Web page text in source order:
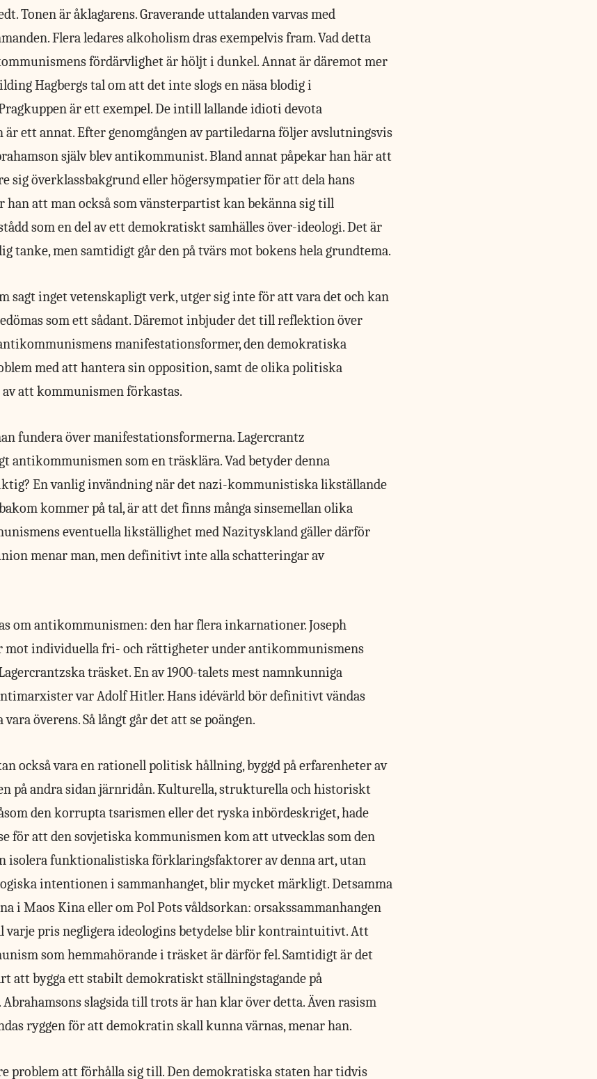
Tonen är åklagarens. Graverande uttalanden varvas med
Flera ledares alkoholism dras exempelvis fram. Vad detta
fördärvlighet är höljt i dunkel. Annat är däremot mer
Hagbergs tal om att det inte slogs en näsa blodig i
är ett exempel. De intill lallande idioti devota
ett annat. Efter genomgången av partiledarna följer avslutningsvis
själv blev antikommunist. Bland annat påpekar han här att
sig överklassbakgrund eller högersympatier för att dela hans
han att man också som vänsterpartist kan bekänna sig till
som en del av ett demokratiskt samhälles över-ideologi. Det är
tanke, men samtidigt går den på tvärs mot bokens hela grundtema.
sagt inget vetenskapligt verk, utger sig inte för att vara det och kan
som ett sådant. Däremot inbjuder det till reflektion över
manifestationsformer, den demokratiska
med att hantera sin opposition, samt de olika politiska
att kommunismen förkastas.
fundera över manifestationsformerna. Lagercrantz
antikommunismen som en träsklära. Vad betyder denna
En vanlig invändning när det nazi-kommunistiska likställande
kommer på tal, är att det finns många sinsemellan olika
eventuella likställighet med Nazityskland gäller därför
menar man, men definitivt inte alla schatteringar av
om antikommunismen: den har flera inkarnationer. Joseph
mot individuella fri- och rättigheter under antikommunismens
träsket. En av 1900-talets mest namnkunniga
var Adolf Hitler. Hans idévärld bör definitivt vändas
överens. Så långt går det att se poängen.
också vara en rationell politisk hållning, byggd på erfarenheter av
på andra sidan järnridån. Kulturella, strukturella och historiskt
den korrupta tsarismen eller det ryska inbördeskriget, hade
för att den sovjetiska kommunismen kom att utvecklas som den
isolera funktionalistiska förklaringsfaktorer av denna art, utan
intentionen i sammanhanget, blir mycket märkligt. Detsamma
i Maos Kina eller om Pol Pots våldsorkan: orsakssammanhangen
varje pris negligera ideologins betydelse blir kontraintuitivt. Att
som hemmahörande i träsket är därför fel. Samtidigt är det
att bygga ett stabilt demokratiskt ställningstagande på
slagsida till trots är han klar över detta. Även rasism
ryggen för att demokratin skall kunna värnas, menar han.
problem att förhålla sig till. Den demokratiska staten har tidvis